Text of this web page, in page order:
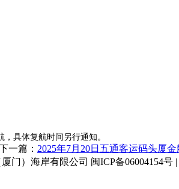
具体复航时间另行通知。
一篇： 2025年7月20日五通客运码头厦
门）海岸有限公司 闽ICP备06004154号